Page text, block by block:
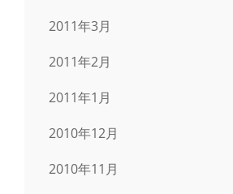
2011年3月
2011年2月
2011年1月
2010年12月
2010年11月